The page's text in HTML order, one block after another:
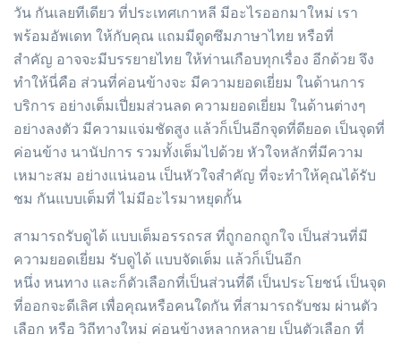
วัน กันเลยทีเดียว ที่ประเทศเกาหลี มีอะไรออกมาใหม่ เรา
พร้อมอัพเดท ให้กับคุณ แถมมีดูดซึมภาษาไทย หรือที่
สำคัญ อาจจะมีบรรยายไทย ให้ท่านเกือบทุกเรื่อง อีกด้วย จึง
ทำให้นี่คือ ส่วนที่ค่อนข้างจะ มีความยอดเยี่ยม ในด้านการ
บริการ อย่างเต็มเปี่ยมส่วนลด ความยอดเยี่ยม ในด้านต่างๆ
อย่างลงตัว มีความแจ่มชัดสูง แล้วก็เป็นอีกจุดที่ดียอด เป็นจุดที่
ค่อนข้าง นานัปการ รวมทั้งเต็มไปด้วย หัวใจหลักที่มีความ
เหมาะสม อย่างแน่นอน เป็นหัวใจสำคัญ ที่จะทำให้คุณได้รับ
ชม กันแบบเต็มที่ ไม่มีอะไรมาหยุดกั้น
สามารถรับดูได้ แบบเต็มอรรถรส ที่ถูกอกถูกใจ เป็นส่วนที่มี
ความยอดเยี่ยม รับดูได้ แบบจัดเต็ม แล้วก็เป็นอีก
หนึ่ง หนทาง และก็ตัวเลือกที่เป็นส่วนที่ดี เป็นประโยชน์ เป็นจุด
ที่ออกจะดีเลิศ เพื่อคุณหรือคนใดกัน ที่สามารถรับชม ผ่านตัว
เลือก หรือ วิถีทางใหม่ ค่อนข้างหลากหลาย เป็นตัวเลือก ที่